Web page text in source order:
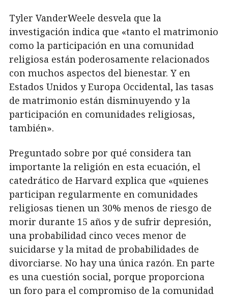
Tyler VanderWeele desvela que la
investigación indica que «tanto el matrimonio
como la participación en una comunidad
religiosa están poderosamente relacionados
con muchos aspectos del bienestar. Y en
Estados Unidos y Europa Occidental, las tasas
de matrimonio están disminuyendo y la
participación en comunidades religiosas,
también».
Preguntado sobre por qué considera tan
importante la religión en esta ecuación, el
catedrático de Harvard explica que «quienes
participan regularmente en comunidades
religiosas tienen un 30% menos de riesgo de
morir durante 15 años y de sufrir depresión,
una probabilidad cinco veces menor de
suicidarse y la mitad de probabilidades de
divorciarse. No hay una única razón. En parte
es una cuestión social, porque proporciona
un foro para el compromiso de la comunidad